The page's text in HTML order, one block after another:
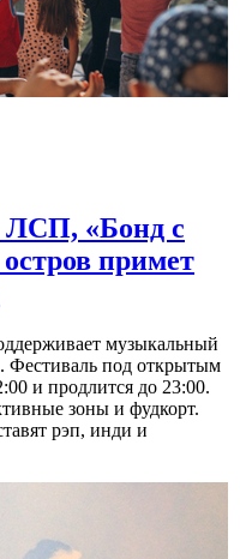
ЛСП, «Бонд с
примет
музыкальный
под открытым
и продлится до 23:00.
зоны и фудкорт.
рэп, инди и